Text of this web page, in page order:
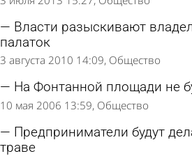
Власти разыскивают
палаток
3 августа 2010 14:09 Общество
На Фонтанной площади не
10 мая 2006 13:59 Общество
Предприниматели будут
траве